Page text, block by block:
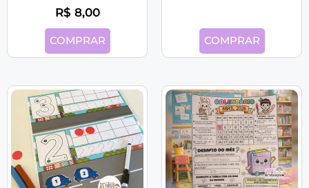
R$ 8,00
COMPRAR COMPRAR